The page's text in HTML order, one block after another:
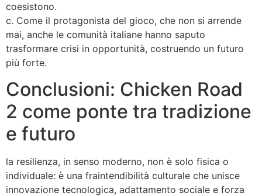
coesistono.
c. Come il protagonista del gioco, che non si arrende
mai, anche le comunità italiane hanno saputo
trasformare crisi in opportunità, costruendo un futuro
più forte.
Conclusioni: Chicken Road
2 come ponte tra tradizione
e futuro
la resilienza, in senso moderno, non è solo fisica o
individuale: è una fraintendibilità culturale che unisce
innovazione tecnologica, adattamento sociale e forza